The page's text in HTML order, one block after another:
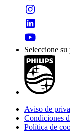
Seleccione
Aviso de
Condiciones
Política de